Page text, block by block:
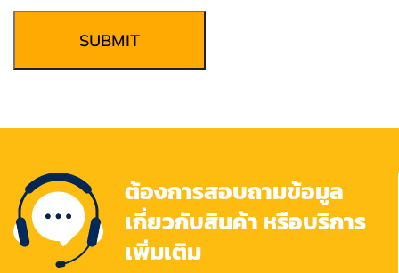
SUBMIT
ต้องการสอบถามข้อมูล
เกี่ยวกับสินค้า หรือบริการ
เพิ่มเติม